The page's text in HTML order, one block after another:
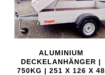
ALUMINIUM
DECKELANHÄNGER |
750KG | 251 X 126 X 48